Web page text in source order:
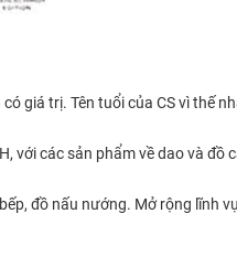
giá trị. Tên tuổi của CS vì thế
với các sản phẩm về dao và đồ
đồ nấu nướng. Mở rộng lĩnh